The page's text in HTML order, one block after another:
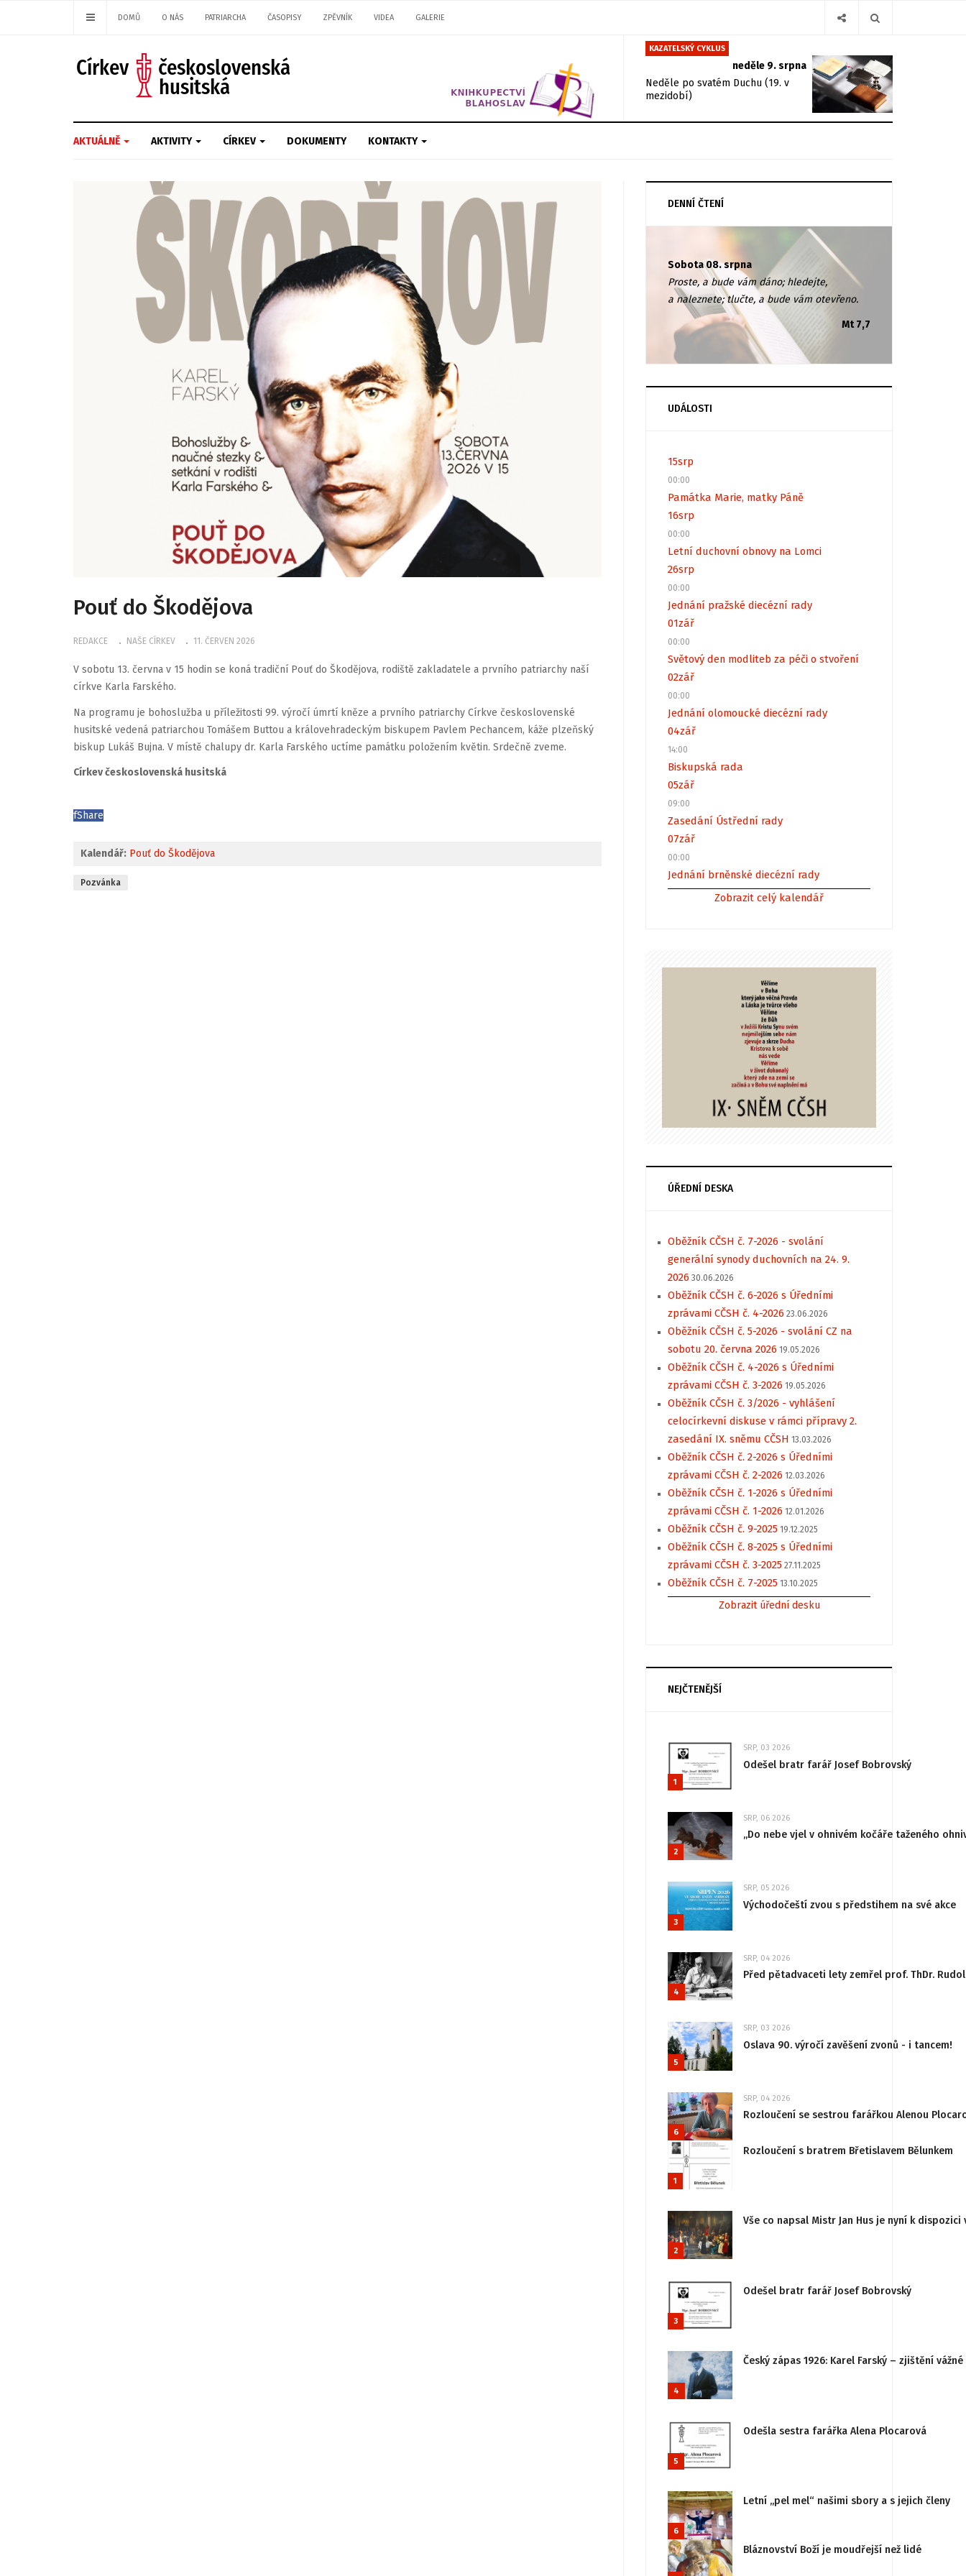
DOMŮ O NÁS PATRIARCHA ČASOPISY ZPĚVNÍK VIDEA GALERIE
KAZATELSKÝ CYKLUS
neděle 9. srpna
Neděle po svatém Duchu (19. v
mezidobí)
AKTUÁLNĚ AKTIVITY CÍRKEV DOKUMENTY KONTAKTY
Pouť do Škodějova
REDAKCE NAŠE CÍRKEV 11. ČERVEN 2026
V sobotu 13. června v 15 hodin se koná tradiční Pouť do Škodějova, rodiště zakladatele a prvního patriarchy naší
církve Karla Farského.
Na programu je bohoslužba u příležitosti 99. výročí úmrtí kněze a prvního patriarchy Církve československé
husitské vedená patriarchou Tomášem Buttou a královehradeckým biskupem Pavlem Pechancem, káže plzeňský
biskup Lukáš Bujna. V místě chalupy dr. Karla Farského uctíme památku položením květin. Srdečně zveme.
Církev československá husitská
fShare
Kalendář: Pouť do Škodějova
Pozvánka
DENNÍ ČTENÍ
Sobota 08. srpna
Proste, a bude vám dáno; hledejte,
a naleznete; tlučte, a bude vám otevřeno.
Mt 7,7
UDÁLOSTI
15srp
00:00
Památka Marie, matky Páně
16srp
00:00
Letní duchovní obnovy na Lomci
26srp
00:00
Jednání pražské diecézní rady
01zář
00:00
Světový den modliteb za péči o stvoření
02zář
00:00
Jednání olomoucké diecézní rady
04zář
14:00
Biskupská rada
05zář
09:00
Zasedání Ústřední rady
07zář
00:00
Jednání brněnské diecézní rady
Zobrazit celý kalendář
ÚŘEDNÍ DESKA
Oběžník CČSH č. 7-2026 - svolání
generální synody duchovních na 24. 9.
2026 30.06.2026
Oběžník CČSH č. 6-2026 s Úředními
zprávami CČSH č. 4-2026 23.06.2026
Oběžník CČSH č. 5-2026 - svolání CZ na
sobotu 20. června 2026 19.05.2026
Oběžník CČSH č. 4-2026 s Úředními
zprávami CČSH č. 3-2026 19.05.2026
Oběžník CČSH č. 3/2026 - vyhlášení
celocírkevní diskuse v rámci přípravy 2.
zasedání IX. sněmu CČSH 13.03.2026
Oběžník CČSH č. 2-2026 s Úředními
zprávami CČSH č. 2-2026 12.03.2026
Oběžník CČSH č. 1-2026 s Úředními
zprávami CČSH č. 1-2026 12.01.2026
Oběžník CČSH č. 9-2025 19.12.2025
Oběžník CČSH č. 8-2025 s Úředními
zprávami CČSH č. 3-2025 27.11.2025
Oběžník CČSH č. 7-2025 13.10.2025
Zobrazit úřední desku
NEJČTENĚJŠÍ
1
SRP, 03 2026
Odešel bratr farář Josef Bobrovský
2
SRP, 06 2026
„Do nebe vjel v ohnivém kočáře taženého
3
SRP, 05 2026
Východočeští zvou s předstihem na své akce
4
SRP, 04 2026
Před pětadvaceti lety zemřel prof. ThDr.
5
SRP, 03 2026
Oslava 90. výročí zavěšení zvonů - i tancem!
6
SRP, 04 2026
Rozloučení se sestrou farářkou Alenou
1
Rozloučení s bratrem Břetislavem Bělunkem
2
Vše co napsal Mistr Jan Hus je nyní k
3
Odešel bratr farář Josef Bobrovský
4
Český zápas 1926: Karel Farský – zjištění
5
Odešla sestra farářka Alena Plocarová
6
Letní „pel mel“ našimi sbory a s jejich členy
Bláznovství Boží je moudřejší než lidé